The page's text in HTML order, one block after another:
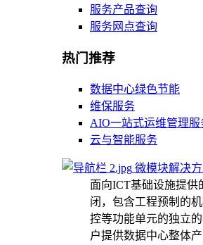
服务产品查询
服务网点查询
热门推荐
数据中心绿色节能
维保服务
AIO一站式运维管理服
云与智能服务
微模块解决
面向ICT基础设施提供
闭，包含工程预制的
控等功能单元的独立
户提供数据中心整体